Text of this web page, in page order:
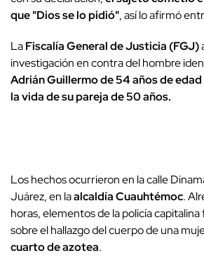
que "Dios se lo pidió", así lo afirmó
LaFiscalía General de Justicia (FGJ)
investigación en contra del hombre
Adrián Guillermo de 54 años de
la vida de su pareja de 50 años.
Los hechos ocurrieron en la calle
Juárez, en laalcaldía Cuauhtémoc.
horas, elementos de la policía
sobre el hallazgo del cuerpo de una
cuarto de azotea.